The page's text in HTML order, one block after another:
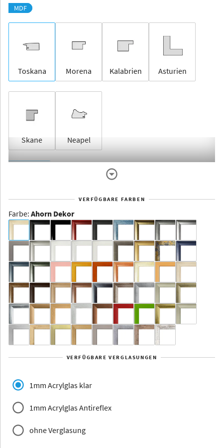
MDF
Toskana Morena Kalabrien Asturien
Skane Neapel
Dakota -
Rahmenloser
Aluminium
Yukon Alaska
Jersey Dauphine
VERFÜGBARE FARBEN
Farbe: Ahorn Dekor
VERFÜGBARE VERGLASUNGEN
1mm Acrylglas klar
1mm Acrylglas Antireflex
ohne Verglasung